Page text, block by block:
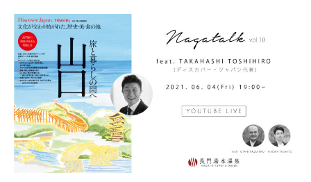
長
門
湯
本
event：
月
4
日
ラ